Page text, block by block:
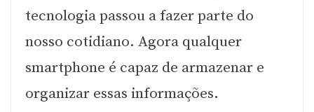
tecnologia passou a fazer parte do
nosso cotidiano. Agora qualquer
smartphone é capaz de armazenar e
organizar essas informações.